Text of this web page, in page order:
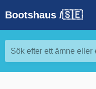
Bootshaus /🇸🇪
Sök efter ett ämne eller